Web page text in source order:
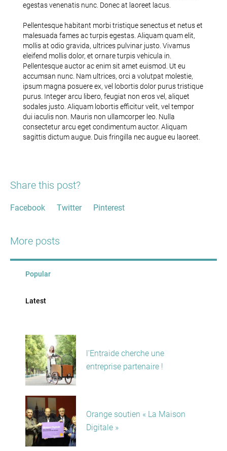
egestas venenatis nunc. Donec at laoreet lacus.
Pellentesque habitant morbi tristique senectus et netus et
malesuada fames ac turpis egestas. Aliquam quam elit,
mollis at odio gravida, ultrices pulvinar justo. Vivamus
eleifend mollis dolor, et ornare turpis vehicula in.
Pellentesque auctor ac enim sit amet euismod. Ut eu
accumsan nunc. Nam ultrices, orci a volutpat molestie,
ipsum magna posuere ex, vel lobortis dolor purus tristique
purus. Integer arcu libero, feugiat non eros vel, aliquet
sodales justo. Aliquam lobortis efficitur velit, vel tempor
dui iaculis non. Mauris non ullamcorper leo. Nulla
consectetur arcu eget condimentum auctor. Aliquam
sagittis dictum augue. Duis fringilla nec augue eu laoreet.
Share this post?
Facebook Twitter Pinterest
More posts
Popular
Latest
l’Entraide cherche une
entreprise partenaire !
Orange soutien « La Maison
Digitale »